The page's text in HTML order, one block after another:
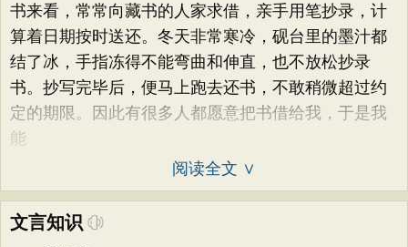
书来看，常常向藏书的人家求借，亲手用笔抄录，计
算着日期按时送还。冬天非常寒冷，砚台里的墨汁都
结了冰，手指冻得不能弯曲和伸直，也不放松抄录
书。抄写完毕后，便马上跑去还书，不敢稍微超过约
定的期限。因此有很多人都愿意把书借给我，于是我
能
阅读全文 ∨
文言知识